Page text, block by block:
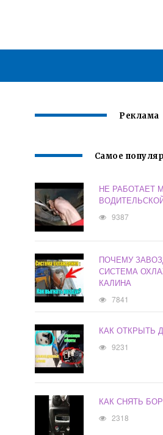
Реклама
Самое
НЕ РАБОТАЕТ
9387
ПОЧЕМУ
СИСТЕМА
КАЛИНА
7841
КАК ОТКРЫТЬ
9231
КАК СНЯТЬ
2318